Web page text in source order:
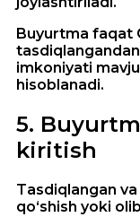
Buyurtma faqat
imkoniyati
hisoblanadi.
5.
kiritish
Tasdiqlangan
qo‘shish yoki